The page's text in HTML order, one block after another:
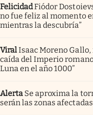
FelicidadFiódor
no fue feliz al momento
mientras la descubría”
ViralIsaac Moreno
caída del Imperio
Luna en el año 1000”
Alerta Se aproxima la
serán las zonas